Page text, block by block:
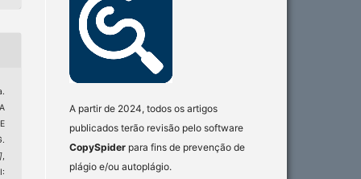
A partir de 2024, todos os artigos
publicados terão revisão pelo software
CopySpider para fins de prevenção de
plágio e/ou autoplágio.